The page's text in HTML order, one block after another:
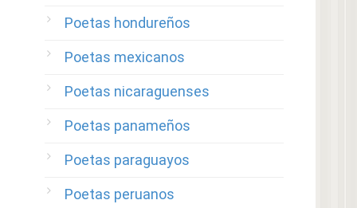
Poetas hondureños
Poetas mexicanos
Poetas nicaraguenses
Poetas panameños
Poetas paraguayos
Poetas peruanos